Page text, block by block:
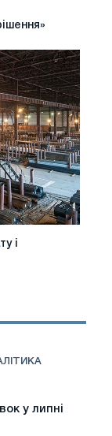
і
у липні